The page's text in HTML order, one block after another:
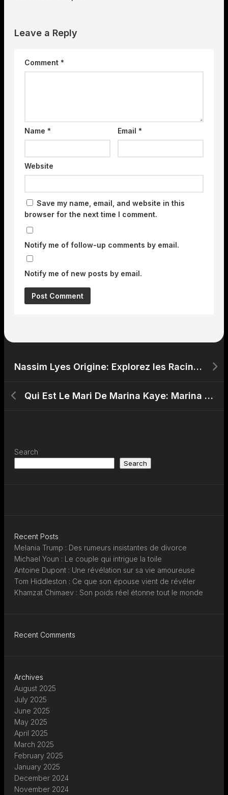
Leave a Reply
Comment *
Name * Email*
Website
Save my name, email, and website in this
browser for the next time I comment.
Notify me of follow-up comments by email.
Notify me of new posts by email.
Nassim Lyes Origine: Explorez les Racines et la Carrière de l’Acteur Français d’OrigineAlgérienne Nassim Lyes
Qui Est Le Mari De Marina Kaye: Marina Kaye et Grégory, une Histoire d’Amour et deMusique en 2023
Search
Search
Recent Posts
Melania Trump : Des rumeurs insistantes de divorce
Michael Youn : Le couple qui intrigue la toile
Antoine Dupont : Une révélation sur sa vie amoureuse
Tom Hiddleston : Ce que son épouse vient de révéler
Khamzat Chimaev : Son poids réel étonne tout le monde
Recent Comments
Archives
August 2025
July 2025
June 2025
May 2025
April 2025
March 2025
February 2025
January 2025
December 2024
November 2024